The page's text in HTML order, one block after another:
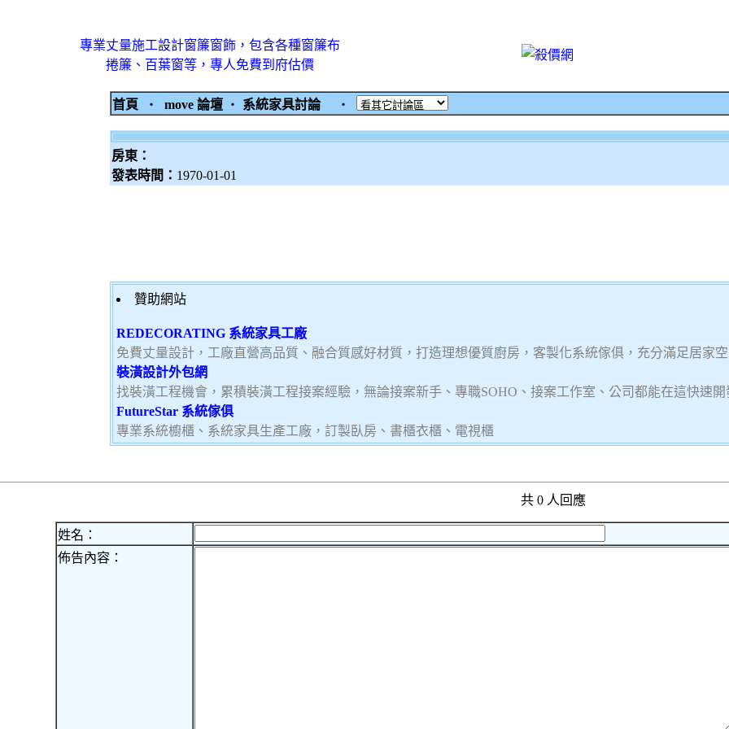
專業丈量施工設計窗簾窗飾，包含各種窗簾布
捲簾、百葉窗等，專人免費到府估價
首頁 ‧ move 論壇 ‧ 系統家具討論 ‧
房東：
發表時間： 1970-01-01
贊助網站
REDECORATING 系統家具工廠
免費丈量設計，工廠直營高品質、融合質感好材質，打造理想優質廚房，客製化系統傢俱，充分滿足居家
裝潢設計外包網
找裝潢工程機會，累積裝潢工程接案經驗，無論接案新手、專職SOHO、接案工作室、公司都能在這快速開
FutureStar 系統傢俱
專業系統櫥櫃、系統家具生產工廠，訂製臥房、書櫃衣櫃、電視櫃
共 0 人回應
姓名：
佈告內容：